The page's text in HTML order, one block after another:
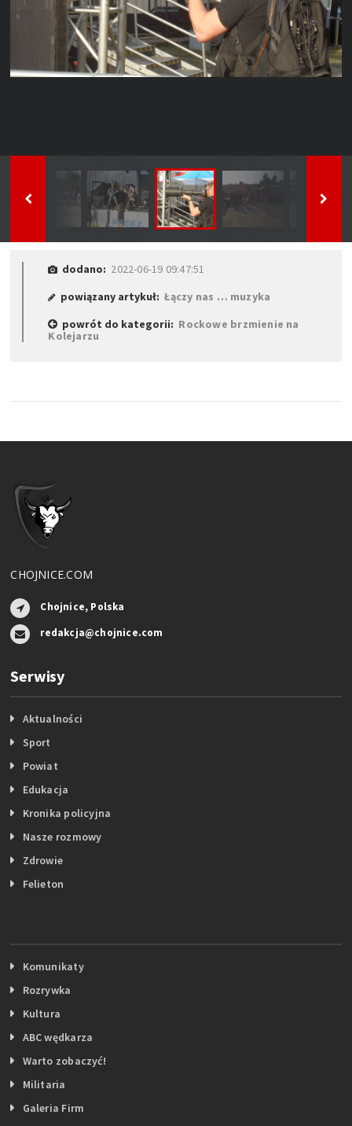
dodano: 2022-06-19 09:47:51
powiązany artykuł:Łączy nas … muzyka
powrót do kategorii: Rockowe brzmienie na
Kolejarzu
CHOJNICE.COM
Chojnice, Polska
redakcja@chojnice.com
Serwisy
Aktualności
Sport
Powiat
Edukacja
Kronika policyjna
Nasze rozmowy
Zdrowie
Felieton
Komunikaty
Rozrywka
Kultura
ABC wędkarza
Warto zobaczyć!
Militaria
Galeria Firm